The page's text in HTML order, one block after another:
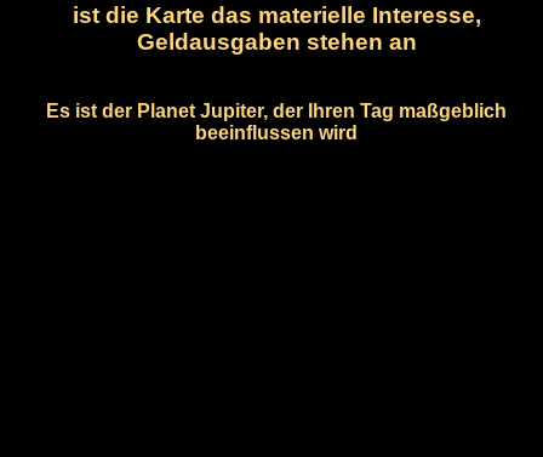
ist die Karte das materielle Interesse,
Geldausgaben stehen an
Es ist der Planet Jupiter, der Ihren Tag maßgeblich
beeinflussen wird